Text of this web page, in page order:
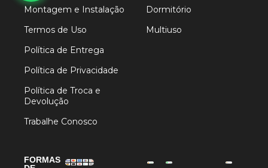
Montagem e Instalação
Termos de Uso
Política de Entrega
Política de Privacidade
Política de Troca e
Devolução
Trabalhe Conosco
Dormitório
Multiuso
FORMAS